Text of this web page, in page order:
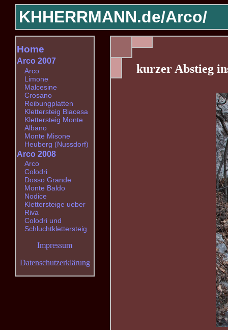
KHHERRMANN.de/Arco/
kurzer Abstieg
Home
Arco 2007
Arco
Limone
Malcesine
Crosano
Reibungplatten
Klettersteig Biacesa
Klettersteig Monte
Albano
Monte Misone
Heuberg (Nussdorf)
Arco 2008
Arco
Colodri
Dosso Grande
Monte Baldo
Nodice
Klettersteige ueber
Riva
Colodri und
Schluchtklettersteig
Impressum
Datenschutzerklärung